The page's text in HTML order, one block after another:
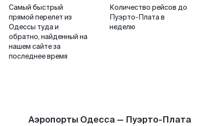
Самый быстрый
прямой перелет из
Одессы туда и
обратно, найденный на
нашем сайте за
последнее время
Количество рейсов до
Пуэрто-Плата в
неделю
Аэропорты Одесса — Пуэрто-Плата